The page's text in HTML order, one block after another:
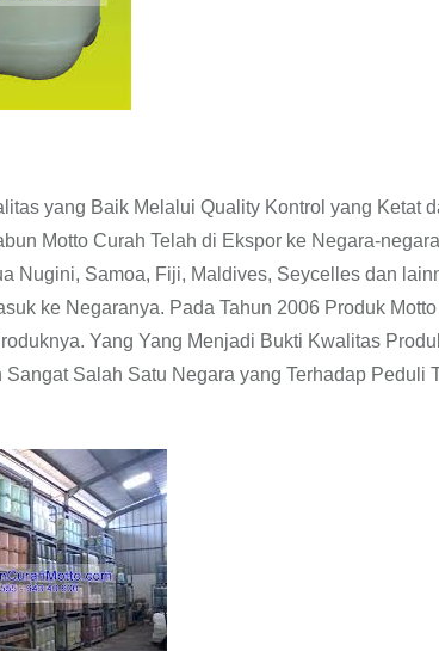
yang Baik Melalui Quality Kontrol yang Ketat
Motto Curah Telah di Ekspor ke Negara-
Nugini, Samoa, Fiji, Maldives, Seycelles dan
ke Negaranya. Pada Tahun 2006 Produk
Yang Yang Menjadi Bukti Kwalitas
Salah Satu Negara yang Terhadap Peduli